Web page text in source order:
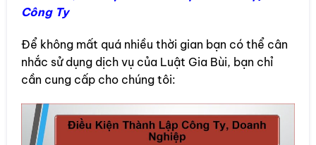
Công Ty
Để không mất quá nhiều thời gian bạn có thể cân
nhắc sử dụng dịch vụ của Luật Gia Bùi, bạn chỉ
cần cung cấp cho chúng tôi: